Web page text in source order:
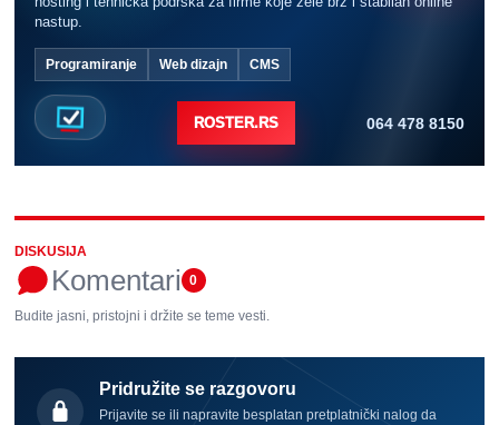
nastup.
Programiranje Web dizajn CMS
ROSTER.RS 064 478 8150
DISKUSIJA
Komentari 0
Budite jasni, pristojni i držite se teme vesti.
Pridružite se razgovoru
Prijavite se ili napravite besplatan pretplatnički nalog da